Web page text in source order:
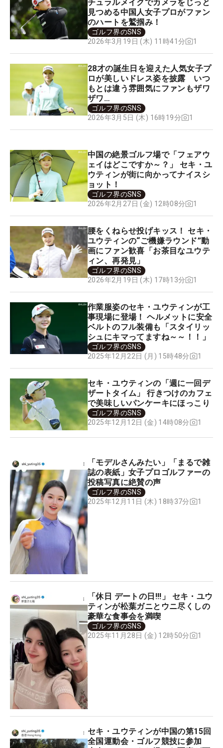
チュラルメイクでカメラをじっと
見つめる中国人女子プロがファン
のハートを鷲掴み！
ゴルフ界のSNS
2026年3月19日 (木) 11時41分
1
28才の誕生日を迎えた人気女子プ
ロが美しいドレス姿を披露 いつ
もとは違う雰囲気にファンもザワ
ザワ…
ゴルフ界のSNS
2026年3月5日 (木) 16時19分
1
中国の絶景ゴルフ場で「フェアウ
ェイはどこですか～？」 セキ・ユ
ウティンが街に向かってナイスシ
ョット！
ゴルフ界のSNS
2026年2月27日 (金) 12時08分
1
腰をくねらせ投げキッス！ セキ・
ユウティンの“ご機嫌ラウンド”動
画にファン歓喜「お茶目なユウテ
ィン、再発見」
ゴルフ界のSNS
2026年2月19日 (木) 17時13分
1
作業服姿のセキ・ユウティンが工
事現場に登場！ ヘルメットに安全
ベルトのフル装備も「スタイリッ
シュにキマってますね～～！！」
ゴルフ界のSNS
2025年12月22日 (月) 15時48分
1
セキ・ユウティンの「週に一回デ
ザートタイム」 行きつけのカフェ
で美味しいパンケーキにほっこり
ゴルフ界のSNS
2025年12月12日 (金) 14時08分
1
「モデルさんみたい」「まるで雑
誌の表紙」女子プロゴルファーの
投稿写真に絶賛の声
ゴルフ界のSNS
2025年12月11日 (木) 18時37分
1
「休日 デートの日!!!」 セキ・ユウ
ティンが松葉ガニとウニ尽くしの
豪華な食事会を満喫
ゴルフ界のSNS
2025年11月28日 (金) 12時50分
1
セキ・ユウティンが中国の第15回
全国運動会・ゴルフ競技に参加